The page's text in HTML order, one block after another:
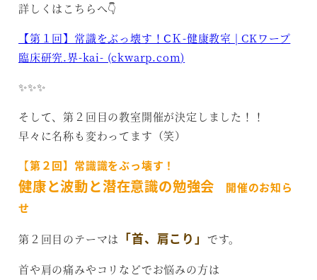
詳しくはこちらへ👇
【第１回】常識をぶっ壊す！ⅭＫ-健康教室 | CKワープ
臨床研究.界-kai- (ckwarp.com)
✨✨✨
そして、第２回目の教室開催が決定しました！！
早々に名称も変わってます（笑）
【第２回】常識識をぶっ壊す！
健康と波動と潜在意識の勉強会 開催のお知ら
せ
第２回目のテーマは 「首、肩こり」 です。
首や肩の痛みやコリなどでお悩みの方は